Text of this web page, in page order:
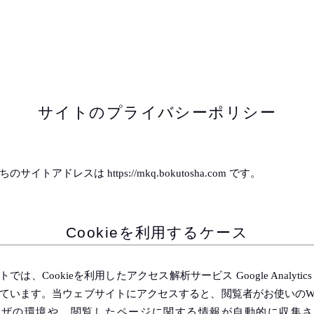
サイトのプライバシーポリシー
のサイトアドレスは https://mkq.bokutosha.com です。
Cookieを利用するケース
では、Cookieを利用したアクセス解析サービス Google Analytics
います。当ウェブサイトにアクセスすると、閲覧者がお使いの
の環境や、閲覧したページに関する情報が自動的に収集さ